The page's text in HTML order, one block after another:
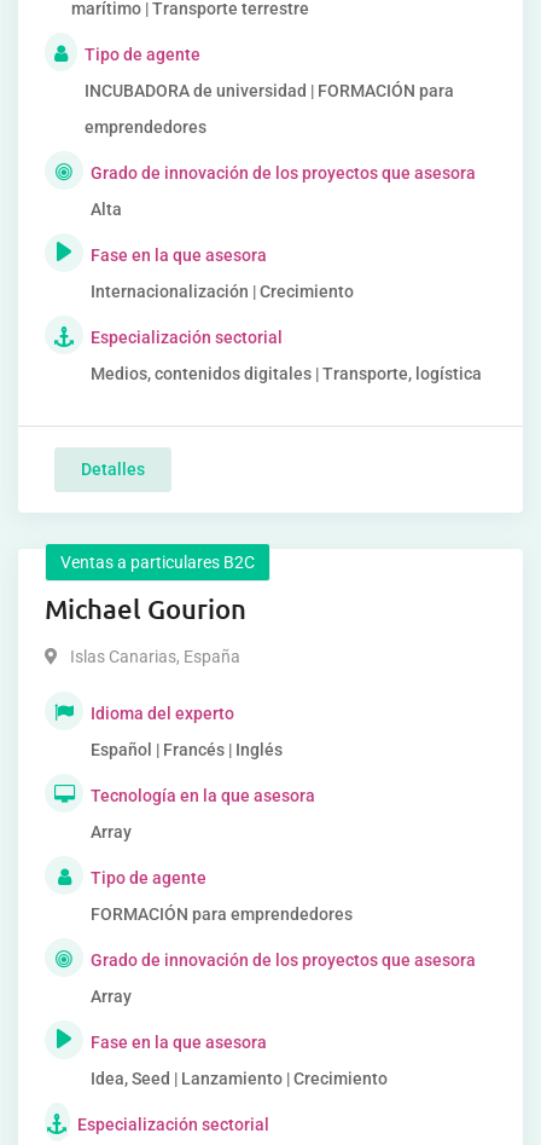
marítimo | Transporte terrestre
Tipo de agente
INCUBADORA de universidad | FORMACIÓN para
emprendedores
Grado de innovación de los proyectos que asesora
Alta
Fase en la que asesora
Internacionalización | Crecimiento
Especialización sectorial
Medios, contenidos digitales | Transporte, logística
Detalles
Ventas a particulares B2C
Michael Gourion
Islas Canarias, España
Idioma del experto
Español | Francés | Inglés
Tecnología en la que asesora
Array
Tipo de agente
FORMACIÓN para emprendedores
Grado de innovación de los proyectos que asesora
Array
Fase en la que asesora
Idea, Seed | Lanzamiento | Crecimiento
Especialización sectorial